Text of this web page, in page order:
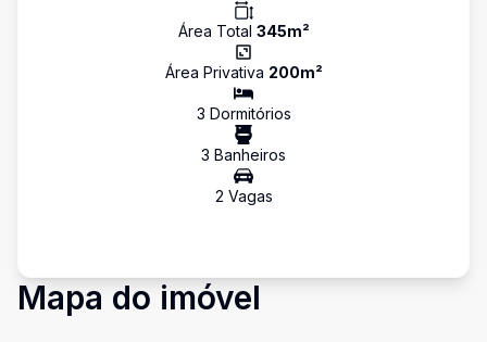
Área Total 345m²
Área Privativa 200m²
3 Dormitórios
3 Banheiros
2 Vagas
Mapa do imóvel